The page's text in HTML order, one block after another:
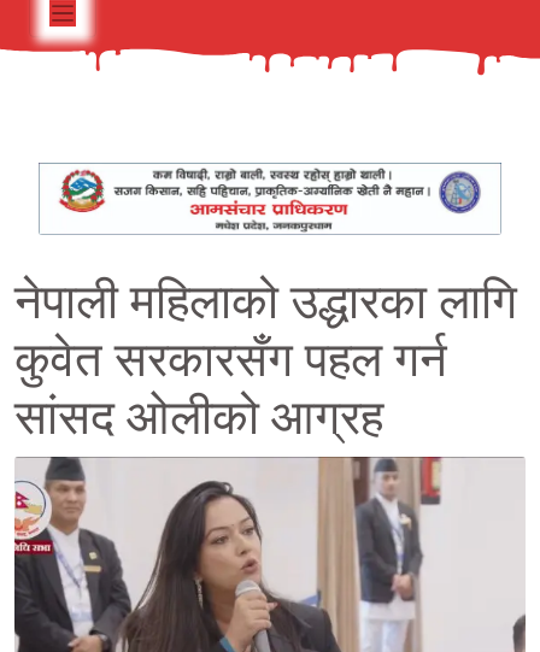
नेपाली महिलाको उद्धारका लागि
कुवेत सरकारसँग पहल गर्न
सांसद ओलीको आग्रह